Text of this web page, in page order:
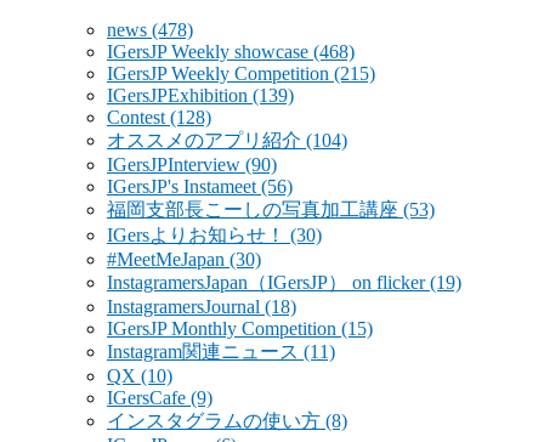
news (478)
IGersJP Weekly showcase (468)
IGersJP Weekly Competition (215)
IGersJPExhibition (139)
Contest (128)
オススメのアプリ紹介 (104)
IGersJPInterview (90)
IGersJP's Instameet (56)
福岡支部長こーしの写真加工講座 (53)
IGersよりお知らせ！ (30)
#MeetMeJapan (30)
InstagramersJapan（IGersJP） on flicker(19)
InstagramersJournal (18)
IGersJP Monthly Competition (15)
Instagram関連ニュース (11)
QX (10)
IGersCafe (9)
インスタグラムの使い方 (8)